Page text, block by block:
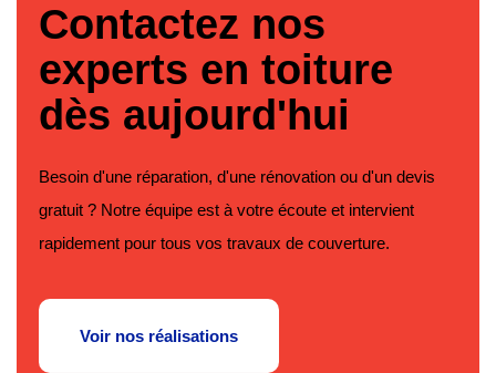
Contactez nos
experts en toiture
dès aujourd'hui
Besoin d'une réparation, d'une rénovation ou d'un devis
gratuit ? Notre équipe est à votre écoute et intervient
rapidement pour tous vos travaux de couverture.
Voir nos réalisations